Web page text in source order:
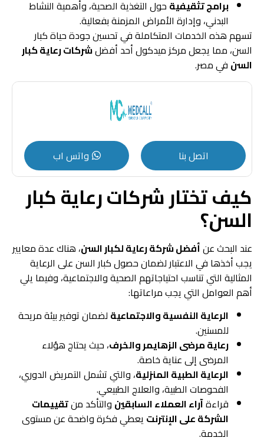
برامج تثقيفية حول التغذية الصحية، وأهمية النشاط
البدني، وإدارة الأمراض المزمنة بفعالية.
تسهم هذه الخدمات المتكاملة في تحسين جودة حياة كبار
السن، مما يجعل مركز ميدكول أحد أفضلشركات رعاية كبار
السن في مصر.
اتصل بنا واتس اب
كيف تختار شركات رعاية كبار
السن؟
عند البحث عنأفضل شركة رعاية لكبار السن، هناك عدة معايير
يجب أخذها في الاعتبار لضمان حصول كبار السن على الرعاية
المثالية التي تناسب احتياجاتهم الصحية والاجتماعية، وفيما يلي
أهم العوامل التي يجب مراعاتها:
الرعاية النفسية والاجتماعية لضمان توفير بيئة مريحة
للمسنين.
رعاية مرضى الزهايمر والخرف، حيث يحتاج هؤلاء
المرضى إلى عناية خاصة.
الرعاية الطبية المنزلية، والتي تشمل التمريض الدوري،
الفحوصات الطبية، والعلاج الطبيعي.
قراءةآراء العملاء السابقين والتأكد منتقييمات
الشركة على الإنترنت يعطي فكرة واضحة عن مستوى
الخدمة.